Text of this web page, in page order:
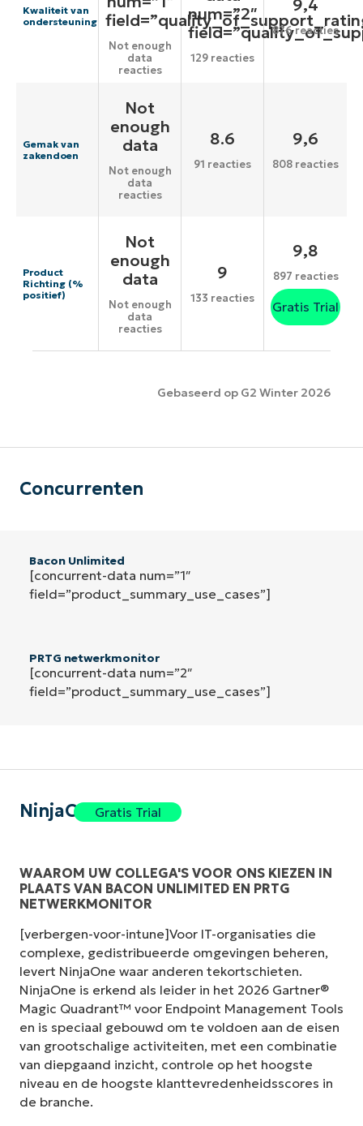
Kwaliteit van
ondersteuning
Not enough
data
reacties
num=”2″
129 reacties
9,4
876 reacties
Gemak van
zakendoen
Not
enough
data
Not enough
data
reacties
8.6
91 reacties
9,6
808 reacties
Product
Richting (%
positief)
Not
enough
data
Not enough
data
reacties
9
133 reacties
9,8
897 reacties
Gratis Trial
Gebaseerd op G2 Winter 2026
Concurrenten
Bacon Unlimited
[concurrent-data num=”1″
field=”product_summary_use_cases”]
PRTG netwerkmonitor
[concurrent-data num=”2″
field=”product_summary_use_cases”]
NinjaOneGratis Trial
WAAROM UW COLLEGA'S VOOR ONS KIEZEN IN
PLAATS VAN BACON UNLIMITED EN PRTG
NETWERKMONITOR
[verbergen-voor-intune]Voor IT-organisaties die
complexe, gedistribueerde omgevingen beheren,
levert NinjaOne waar anderen tekortschieten.
NinjaOne is erkend als leider in het 2026 Gartner®
Magic Quadrant™ voor Endpoint Management Tools
en is speciaal gebouwd om te voldoen aan de eisen
van grootschalige activiteiten, met een combinatie
van diepgaand inzicht, controle op het hoogste
niveau en de hoogste klanttevredenheidsscores in
de branche.